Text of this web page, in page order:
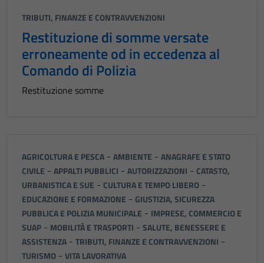
TRIBUTI, FINANZE E CONTRAVVENZIONI
Restituzione di somme versate
erroneamente od in eccedenza al
Comando di Polizia
Restituzione somme
AGRICOLTURA E PESCA - AMBIENTE - ANAGRAFE E STATO
CIVILE - APPALTI PUBBLICI - AUTORIZZAZIONI - CATASTO,
URBANISTICA E SUE - CULTURA E TEMPO LIBERO -
EDUCAZIONE E FORMAZIONE - GIUSTIZIA, SICUREZZA
PUBBLICA E POLIZIA MUNICIPALE - IMPRESE, COMMERCIO E
SUAP - MOBILITÀ E TRASPORTI - SALUTE, BENESSERE E
ASSISTENZA - TRIBUTI, FINANZE E CONTRAVVENZIONI -
TURISMO - VITA LAVORATIVA
Questi cookie
informazioni
personali.